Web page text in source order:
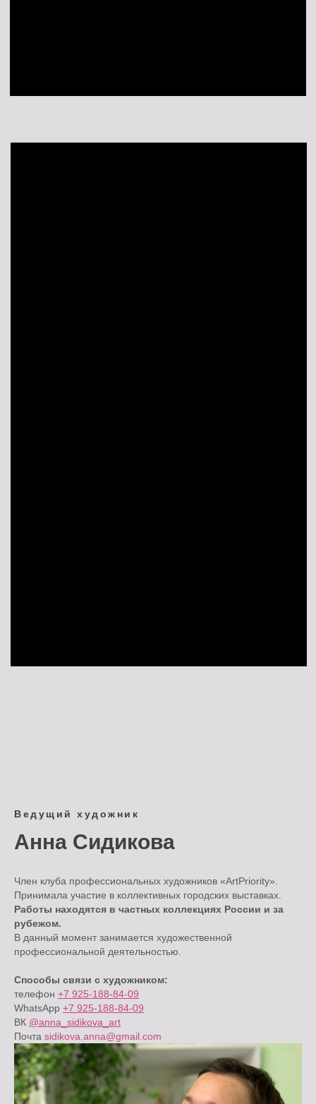
Ведущий художник
Анна Сидикова
Член клуба профессиональных художников «ArtPriority».
Принимала участие в коллективных городских выставках.
Работы находятся в частных коллекциях России и за
рубежом.
В данный момент занимается художественной
профессиональной деятельностью.
Способы связи с художником:
телефон +7 925-188-84-09
WhatsApp +7 925-188-84-09
ВК @anna_sidikova_art
Почта sidikova.anna@gmail.com